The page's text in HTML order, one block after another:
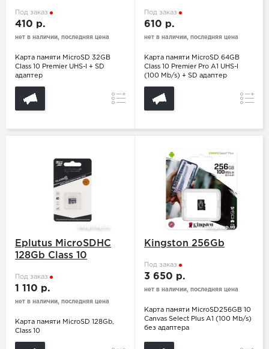
Под заказ
410 р.
нет в наличии, последняя цена
Карта памяти MicroSD 32GB
Class 10 Premier UHS-I + SD
адаптер
Сравнение
Под заказ
610 р.
нет в наличии, последняя цена
Карта памяти MicroSD 64GB
Class 10 Premier Pro A1 UHS-I
(100 Mb/s) + SD адаптер
Eplutus MicroSDHC
128Gb Class 10
Под заказ
1 110 р.
нет в наличии, последняя цена
Карта памяти MicroSD 128Gb,
Class 10
Kingston 256Gb
Под заказ
3 650 р.
нет в наличии, последняя цена
Карта памяти MicroSD256GB 10
Canvas Select Plus A1 (100 Mb/s)
без адаптера